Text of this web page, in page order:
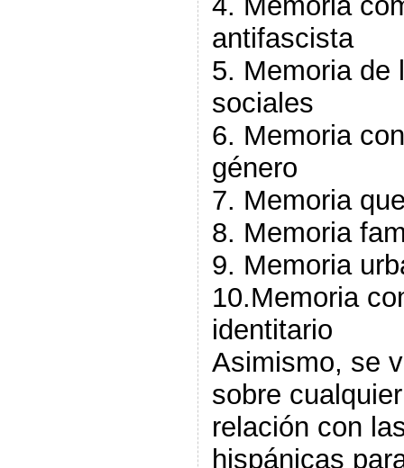
antifascista
5. Memoria de
sociales
6. Memoria
género
7. Memoria
8. Memoria
9. Memoria
10.Memoria
identitario
Asimismo, se
sobre
relación con
hispánicas